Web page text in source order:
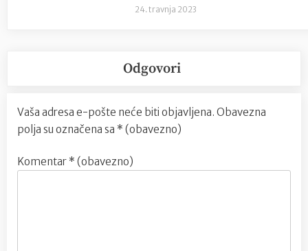
24. travnja 2023
Odgovori
Vaša adresa e-pošte neće biti objavljena. Obavezna
polja su označena sa * (obavezno)
Komentar * (obavezno)